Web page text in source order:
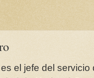
es el jefe del servicio